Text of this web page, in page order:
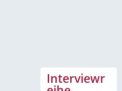
Interviewr